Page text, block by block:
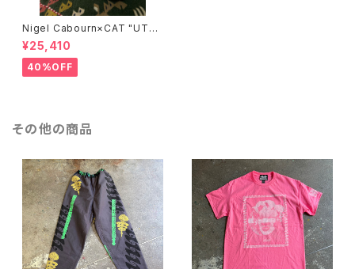
Nigel Cabourn×CAT "UTA
H"/BROWN
¥25,410
40%OFF
その他の商品